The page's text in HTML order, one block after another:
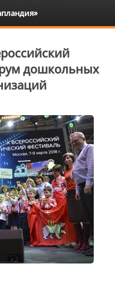
дошкольных